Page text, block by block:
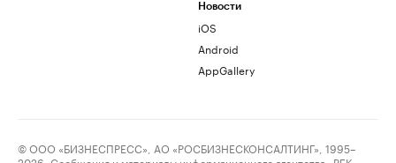
Новости
iOS
Android
AppGallery
© ООО «БИЗНЕСПРЕСС», АО «РОСБИЗНЕСКОНСАЛТИНГ», 1995–